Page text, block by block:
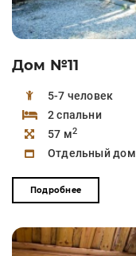
Дом №11
5-7 человек
2 спальни
57 м2
Отдельный дом
Подробнее